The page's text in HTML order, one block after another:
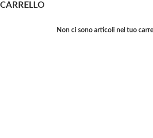
CARRELLO
Non ci sono articoli nel tuo